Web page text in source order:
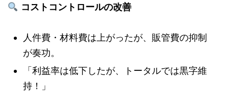
コストコントロールの改善
人件費・材料費は上がったが、販管費の抑制
が奏功。
「利益率は低下したが、トータルでは黒字維
持！」